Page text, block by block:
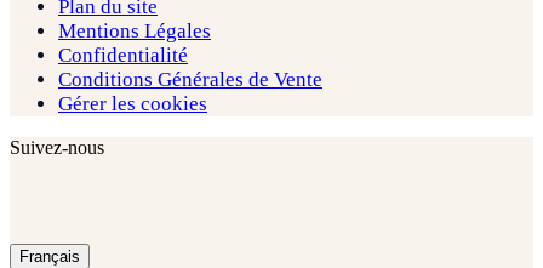
Plan du site
Mentions Légales
Confidentialité
Conditions Générales de Vente
Gérer les cookies
Suivez-nous
Français